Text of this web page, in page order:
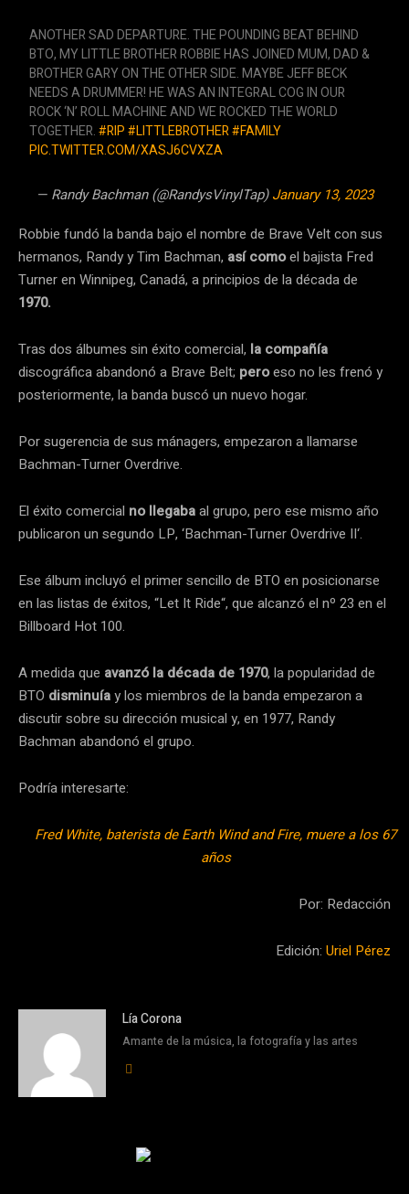
ANOTHER SAD DEPARTURE. THE POUNDING BEAT BEHIND
BTO, MY LITTLE BROTHER ROBBIE HAS JOINED MUM, DAD &
BROTHER GARY ON THE OTHER SIDE. MAYBE JEFF BECK
NEEDS A DRUMMER! HE WAS AN INTEGRAL COG IN OUR
ROCK ‘N’ ROLL MACHINE AND WE ROCKED THE WORLD
TOGETHER.#RIP #LITTLEBROTHER#FAMILY
PIC.TWITTER.COM/XASJ6CVXZA
— Randy Bachman (@RandysVinylTap)January 13, 2023
Robbie fundó la banda bajo el nombre de Brave Velt con sus
hermanos, Randy y Tim Bachman, así comoel bajista Fred
Turner en Winnipeg, Canadá, a principios de la década de
1970.
Tras dos álbumes sin éxito comercial, la compañía
discográfica abandonó a Brave Belt; peroeso no les frenó y
posteriormente, la banda buscó un nuevo hogar.
Por sugerencia de sus mánagers, empezaron a llamarse
Bachman-Turner Overdrive.
El éxito comercial no llegabaal grupo, pero ese mismo año
publicaron un segundo LP, ‘Bachman-Turner Overdrive II‘.
Ese álbum incluyó el primer sencillo de BTO en posicionarse
en las listas de éxitos, “Let It Ride“, que alcanzó el nº 23 en el
Billboard Hot 100.
A medida que avanzó la década de 1970, la popularidad de
BTO disminuíay los miembros de la banda empezaron a
discutir sobre su dirección musical y, en 1977, Randy
Bachman abandonó el grupo.
Podría interesarte:
Fred White, baterista de Earth Wind and Fire, muere a los 67
años
Por: Redacción
Edición: Uriel Pérez
Lía Corona
Amante de la música, la fotografía y las artes